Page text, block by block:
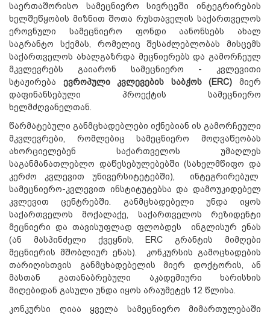
საერთაშორისო სამეცნიერო სივრცეში ინტეგრირების
ხელშეწყობის მიზნით შოთა რუსთაველის საქართველოს
ეროვნული სამეცნიერო ფონდი აანონსებს ახალ
საგრანტო სქემას, რომელიც შესაძლებლობას მისცემს
საქართველოს ახალგაზრდა მეცნიერებს და გამორჩეულ
მკვლევრებს გაიარონ სამეცნიერო - კვლევითი
სტაჟირება ევროპული კვლევების საბჭოს (ERC) მიერ
დაფინანსებული პროექტის სამეცნიერო
ხელმძღვანელთან.
წარმატებული განმცხადებლები იქნებიან ის გამორჩეული
მკვლევრები, რომლებიც სამეცნიერო მოღვაწეობას
ახორციელებენ საქართველოს უმაღლეს
საგანმანათლებლო დაწესებულებებში (სახელმწიფო და
კერძო კვლევით უნივერსიტეტებში), ინტეგრირებულ
სამეცნიერო-კვლევით ინსტიტუტებსა და დამოუკიდებელ
კვლევით ცენტრებში. განმცხადებელი უნდა იყოს
საქართველოს მოქალაქე, საქართველოს რეზიდენტი
მეცნიერი და თავისუფლად ფლობდეს ინგლისურ ენას
(ან მასპინძელი ქვეყნის, ERC გრანტის მიმღები
მეცნიერის მშობლიურ ენას). კონკურსის გამოცხადების
თარიღისთვის განმცხადებელის მიერ დოქტორის, ან
მასთან გათანაბრებული აკადემიური ხარისხის
მიღებიდან გასული უნდა იყოს არაუმეტეს 12 წლისა.
კონკურსი ღიაა ყველა სამეცნიერო მიმართულებაში